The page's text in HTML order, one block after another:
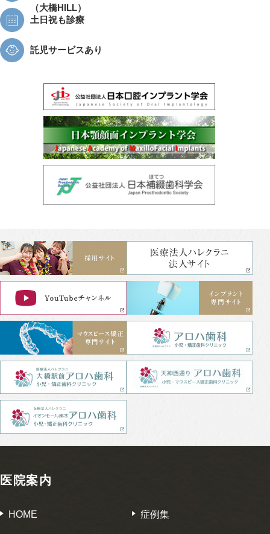
（大橋HILL）
土日祝も診療
託児サービスあり
医院案内
HOME 症例集